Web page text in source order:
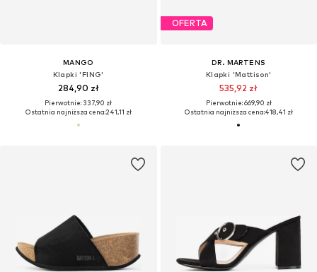
MANGO
Klapki 'FING'
284,90 zł
Pierwotnie: 337,90 zł
Ostatnia najniższa cena:241,11 zł
OFERTA
DR. MARTENS
Klapki 'Mattison'
535,92 zł
Pierwotnie: 669,90 zł
Ostatnia najniższa cena:418,41 zł